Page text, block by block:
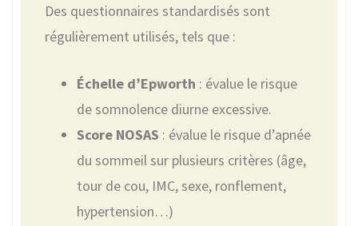
Des questionnaires standardisés sont
régulièrement utilisés, tels que :
Échelle d’Epworth : évalue le risque
de somnolence diurne excessive.
Score NOSAS : évalue le risque d’apnée
du sommeil sur plusieurs critères (âge,
tour de cou, IMC, sexe, ronflement,
hypertension…)